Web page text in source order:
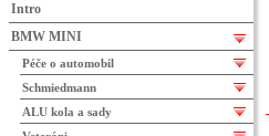
Intro
BMW MINI
Péče o automobil
Schmiedmann
ALU kola a sady